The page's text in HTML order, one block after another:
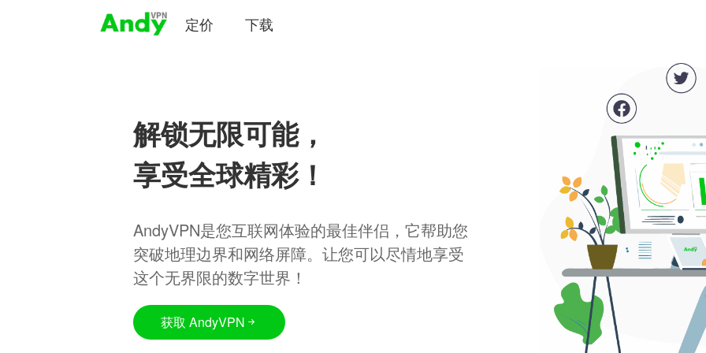
定价 下载
解锁无限可能，
享受全球精彩！
AndyVPN是您互联网体验的最佳伴侣，它帮助您
突破地理边界和网络屏障。让您可以尽情地享受
这个无界限的数字世界！
获取 AndyVPN